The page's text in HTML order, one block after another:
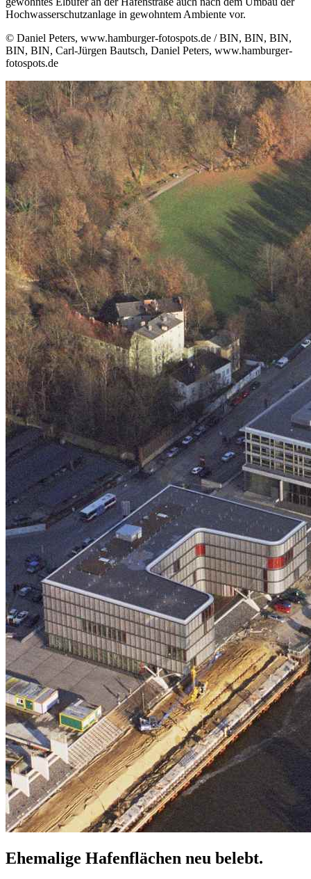
Hochwasserschutzanlage in gewohntem Ambiente vor.
© Daniel Peters, www.hamburger-fotospots.de / BIN, BIN, BIN,
BIN, BIN, Carl-Jürgen Bautsch, Daniel Peters, www.hamburger-
fotospots.de
Ehemalige Hafenflächen neu belebt.